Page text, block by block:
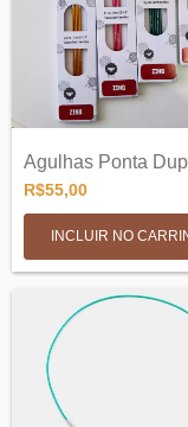
R$55,00
INCLUIR NO